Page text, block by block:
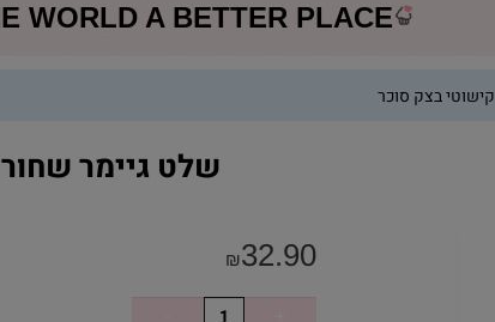
WORLD A BETTER PLACE
קישוטי בצק סוכר
שלט גיימר שחור
₪32.90